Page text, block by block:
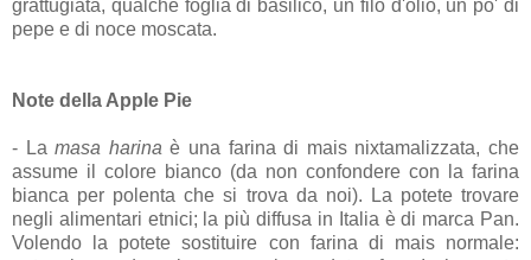
grattugiata, qualche foglia di basilico, un filo d'olio, un po' di
pepe e di noce moscata.
Note della Apple Pie
- Lamasa harinaè una farina di mais nixtamalizzata, che
assume il colore bianco (da non confondere con la farina
bianca per polenta che si trova da noi). La potete trovare
negli alimentari etnici; la più diffusa in Italia è di marca Pan.
Volendo la potete sostituire con farina di mais normale: